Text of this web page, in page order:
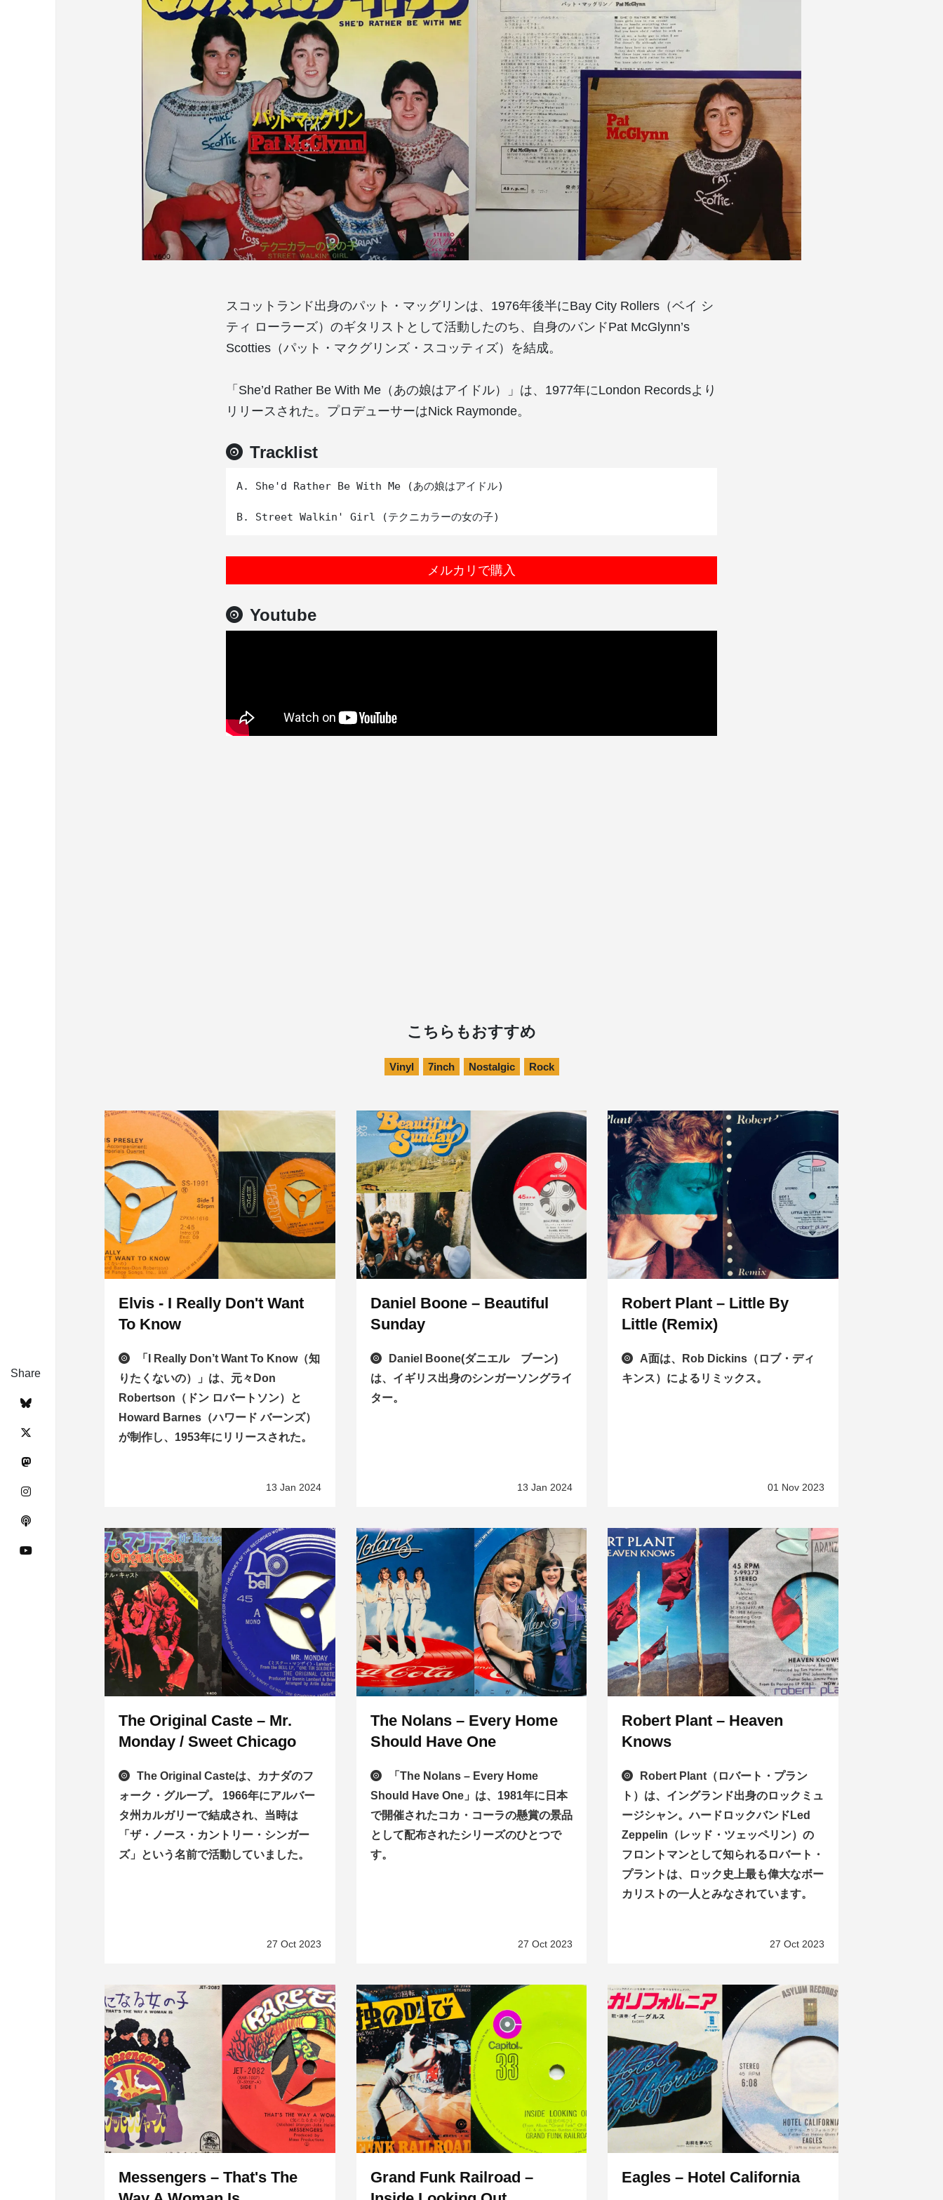
スコットランド出身のパット・マッグリンは、1976年後半にBay City Rollers（ベイ シ
ティ ローラーズ）のギタリストとして活動したのち、自身のバンドPat McGlynn’s
Scotties（パット・マクグリンズ・スコッティズ）を結成。
「She’d Rather Be With Me（あの娘はアイドル）」は、1977年にLondon Recordsより
リリースされた。プロデューサーはNick Raymonde。
Tracklist
A. She'd Rather Be With Me (あの娘はアイドル)
メルカリで購入
Youtube
Share
こちらもおすすめ
Vinyl 7inch Nostalgic Rock
Elvis - I Really Don't Want
To Know
「I Really Don’t Want To Know（知
りたくないの）」は、元々Don
Robertson（ドン ロバートソン）と
Howard Barnes（ハワード バーンズ）
が制作し、1953年にリリースされた。
13 Jan 2024
Daniel Boone – Beautiful
Sunday
Daniel Boone(ダニエル ブーン)
は、イギリス出身のシンガーソングライ
ター。
13 Jan 2024
Robert Plant – Little By
Little (Remix)
A面は、Rob Dickins（ロブ・ディ
キンス）によるリミックス。
01 Nov 2023
The Original Caste – Mr.
Monday / Sweet Chicago
The Original Casteは、カナダのフ
ォーク・グループ。 1966年にアルバー
タ州カルガリーで結成され、当時は
「ザ・ノース・カントリー・シンガー
ズ」という名前で活動していました。
27 Oct 2023
The Nolans – Every Home
Should Have One
「The Nolans – Every Home
Should Have One」は、1981年に日本
で開催されたコカ・コーラの懸賞の景品
として配布されたシリーズのひとつで
す。
27 Oct 2023
Robert Plant – Heaven
Knows
Robert Plant（ロバート・プラン
ト）は、イングランド出身のロックミュ
ージシャン。ハードロックバンドLed
Zeppelin（レッド・ツェッペリン）の
フロントマンとして知られるロバート・
プラントは、ロック史上最も偉大なボー
カリストの一人とみなされています。
27 Oct 2023
Messengers – That's The
Grand Funk Railroad –
Eagles – Hotel California